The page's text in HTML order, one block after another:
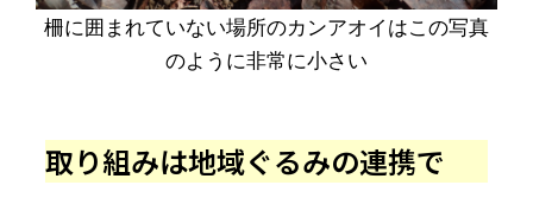
柵に囲まれていない場所のカンアオイはこの写真
のように非常に小さい
取り組みは地域ぐるみの連携で